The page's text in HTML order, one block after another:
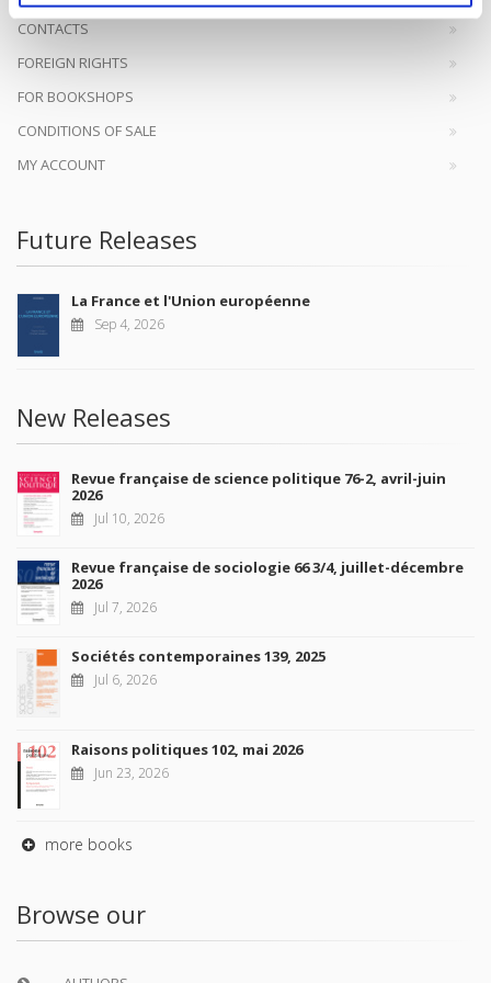
CONTACTS
FOREIGN RIGHTS
FOR BOOKSHOPS
CONDITIONS OF SALE
MY ACCOUNT
Future Releases
La France et l'Union européenne
Sep 4, 2026
New Releases
Revue française de science politique 76-2, avril-juin
2026
Jul 10, 2026
Revue française de sociologie 66 3/4, juillet-décembre
2026
Jul 7, 2026
Sociétés contemporaines 139, 2025
Jul 6, 2026
Raisons politiques 102, mai 2026
Jun 23, 2026
more books
Browse our